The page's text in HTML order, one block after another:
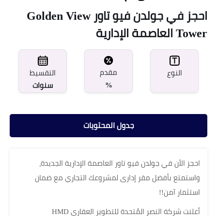
احجز في جولدن فيو تاور Golden View
Tower العاصمة الإدارية
النوع
مقدم
%
التقسيط
سنوات
جدول المحتويات
احجز الأن في جولدن فيو تاور العاصمة الإدارية الجديدة،
واستمتع بأفضل مقر إدارى لمشروعك التجاري مع ضمان
استثمار آمن!!
أعلنت شركة النصر المُتحدة للتطوير العقاري HMD